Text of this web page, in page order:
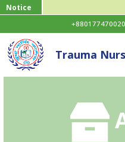
Notice
Trauma